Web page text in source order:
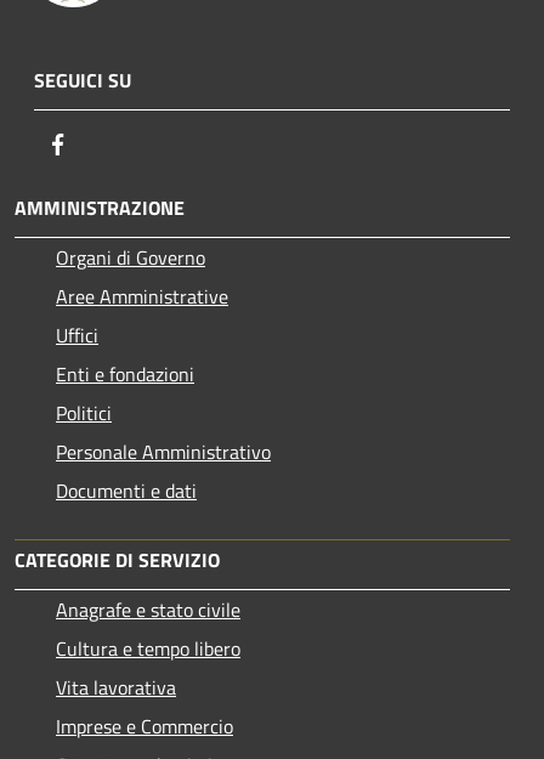
SEGUICI SU
AMMINISTRAZIONE
Organi di Governo
Aree Amministrative
Uffici
Enti e fondazioni
Politici
Personale Amministrativo
Documenti e dati
CATEGORIE DI SERVIZIO
Anagrafe e stato civile
Cultura e tempo libero
Vita lavorativa
Imprese e Commercio